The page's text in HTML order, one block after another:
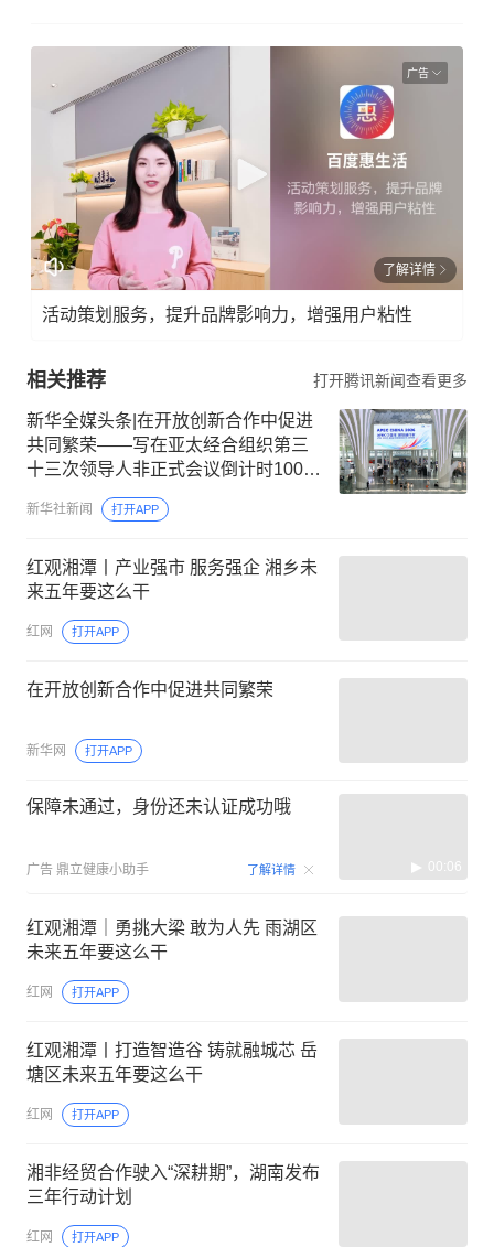
广告
了解详情
活动策划服务，提升品牌影响力，增强用户粘性
相关推荐 打开腾讯新闻查看更多
新华全媒头条|在开放创新合作中促进
共同繁荣——写在亚太经合组织第三
十三次领导人非正式会议倒计时100天
新华社新闻 打开APP
红观湘潭丨产业强市 服务强企 湘乡未
来五年要这么干
红网 打开APP
在开放创新合作中促进共同繁荣
新华网 打开APP
保障未通过，身份还未认证成功哦
广告 鼎立健康小助手 了解详情 00:06
红观湘潭｜勇挑大梁 敢为人先 雨湖区
未来五年要这么干
红网 打开APP
红观湘潭丨打造智造谷 铸就融城芯 岳
塘区未来五年要这么干
红网 打开APP
湘非经贸合作驶入“深耕期”，湖南发布
三年行动计划
红网 打开APP